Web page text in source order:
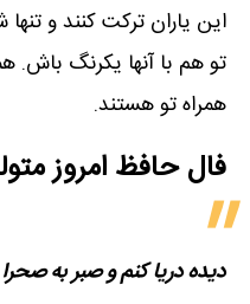
این یاران ترکت کنند و
تو هم با آنها یکرنگ باش.
همراه تو هستند.
فال حافظ امروز
دیده دریا کنم و صبر به